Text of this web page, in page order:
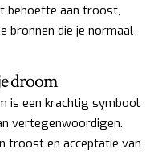
behoefte aan troost,
bronnen die je normaal
droom
is een krachtig symbool
vertegenwoordigen.
troost en acceptatie van